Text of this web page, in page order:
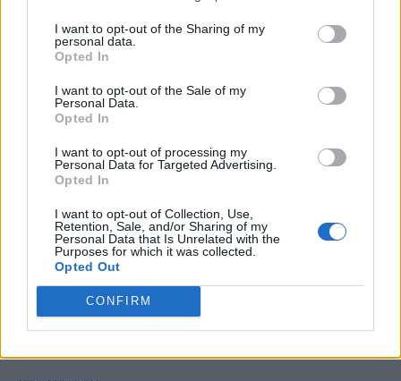
I want to opt-out of the Sharing of my
personal data.
Opted In
I want to opt-out of the Sale of my
Personal Data.
Opted In
I want to opt-out of processing my
Personal Data for Targeted Advertising.
Opted In
I want to opt-out of Collection, Use,
Retention, Sale, and/or Sharing of my
Personal Data that Is Unrelated with the
Purposes for which it was collected.
Opted Out
CONFIRM
Just in